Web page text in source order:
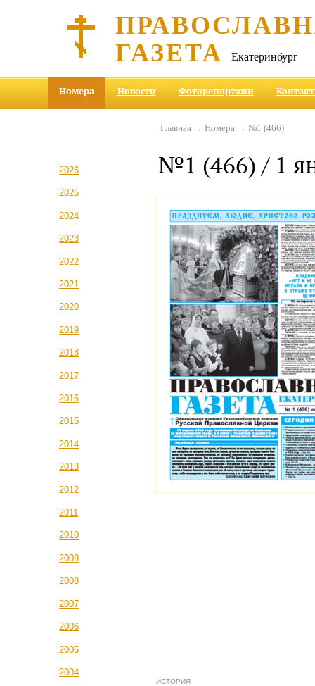
ГАЗЕТА Екатеринбург
Номера Новости Фоторепортажи
2026
2025
2024
2023
2022
2021
2020
2019
2018
2017
2016
2015
2014
2013
2012
2011
2010
2009
2008
2007
2006
2005
2004
Главная→ Номера → №1 (466)
№1 (466) / 1
ИСТОРИЯ